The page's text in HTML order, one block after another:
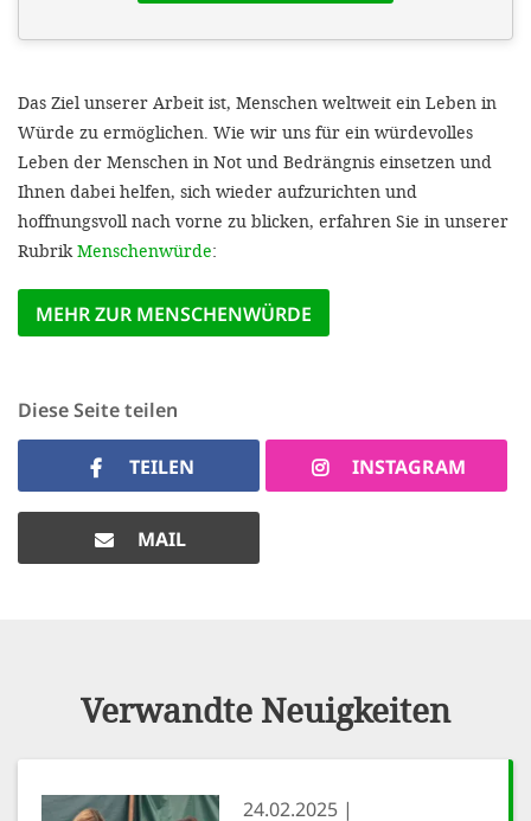
Das Ziel unserer Arbeit ist, Menschen weltweit ein Leben in
Würde zu ermöglichen. Wie wir uns für ein würdevolles
Leben der Menschen in Not und Bedrängnis einsetzen und
Ihnen dabei helfen, sich wieder aufzurichten und
hoffnungsvoll nach vorne zu blicken, erfahren Sie in unserer
RubrikMenschenwürde:
MEHR ZUR MENSCHENWÜRDE
Diese Seite teilen
TEILEN INSTAGRAM
MAIL
Verwandte Neuigkeiten
24.02.2025
Impressum
ALLEN